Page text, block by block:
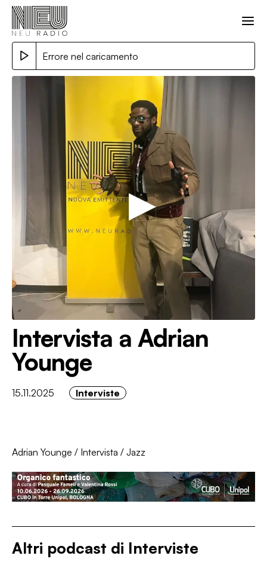
Errore nel caricamento
Intervista a Adrian
Younge
15.11.2025 Interviste
Adrian Younge / Intervista / Jazz
Altri podcast di Interviste